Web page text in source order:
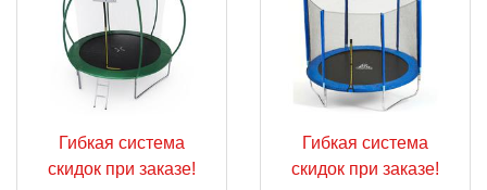
Гибкая система
скидок при заказе!
Гибкая система
скидок при заказе!